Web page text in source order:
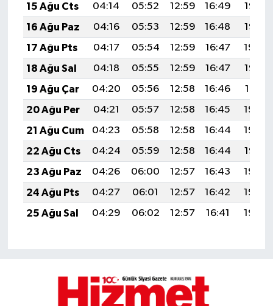
15 Ağu Cts
04:14 05:52 12:59 16:49
19:57
16 Ağu Paz
04:16 05:53 12:59 16:48
19:55
17 Ağu Pts
04:17 05:54 12:59 16:47
19:54
18 Ağu Sal
04:18 05:55 12:59 16:47
19:52
19 Ağu Çar
04:20 05:56 12:58 16:46
19:51
20 Ağu Per
04:21 05:57 12:58 16:45
19:50
21 Ağu Cum
04:23 05:58 12:58 16:44
19:48
22 Ağu Cts
04:24 05:59 12:58 16:44
19:47
23 Ağu Paz
04:26 06:00 12:57 16:43
19:45
24 Ağu Pts
04:27 06:01 12:57 16:42
19:43
25 Ağu Sal
04:29 06:02 12:57 16:41 19:42